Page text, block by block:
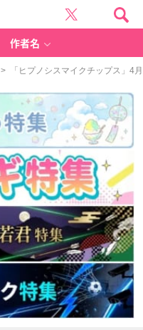
作者名
> 「ヒプノシスマイクチップス」4